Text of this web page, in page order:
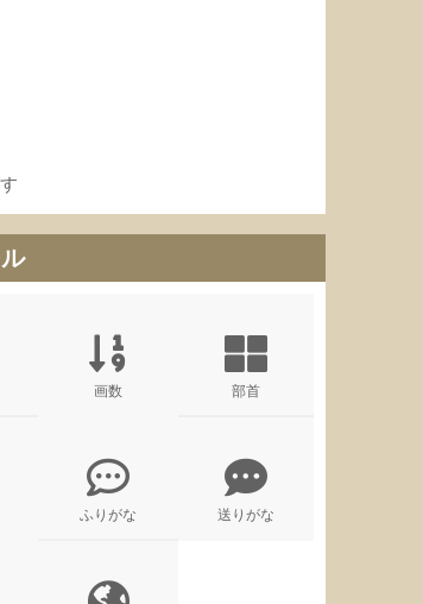
画数 部首
ふりがな 送りがな